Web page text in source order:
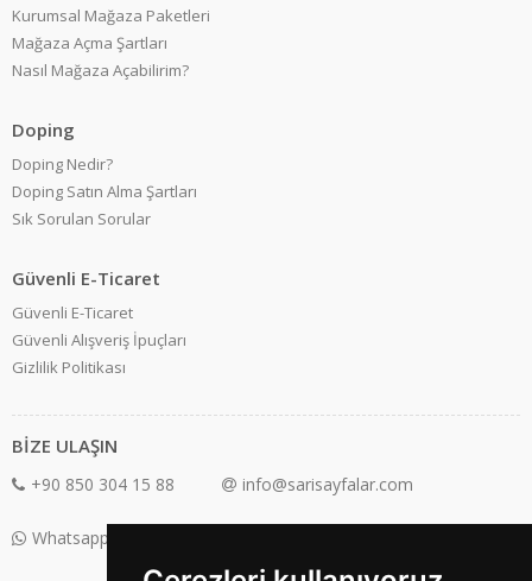
Kurumsal Mağaza Paketleri
Mağaza Açma Şartları
Nasıl Mağaza Açabilirim?
Doping
Doping Nedir?
Doping Satın Alma Şartları
Sık Sorulan Sorular
Güvenli E-Ticaret
Güvenli E-Ticaret
Güvenli Alışveriş İpuçları
Gizlilik Politikası
BİZE ULAŞIN
+90 850 304 15 88 info@sarisayfalar.com
Whatsapp Destek: +90 850 304 15 88